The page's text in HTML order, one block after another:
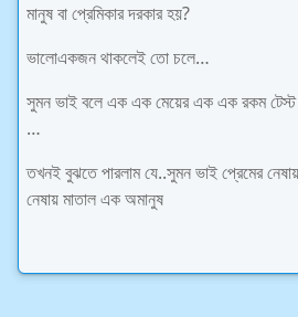
মানুষ বা প্রেমিকার দরকার হয়?
ভালোএকজন থাকলেই তো চলে…
সুমন ভাই বলে এক এক মেয়ের এক এক রকম
…
তখনই বুঝতে পারলাম যে..সুমন ভাই প্রেমের নেষায়
নেষায় মাতাল এক অমানুষ